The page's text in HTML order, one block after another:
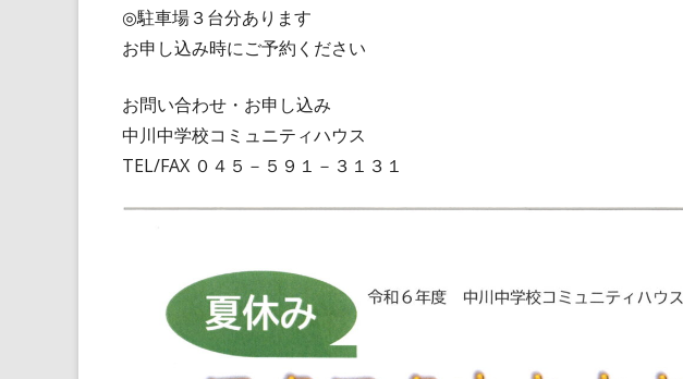
◎駐車場３台分あります
お申し込み時にご予約ください
お問い合わせ・お申し込み
中川中学校コミュニティハウス
TEL/FAX ０４５－５９１－３１３１